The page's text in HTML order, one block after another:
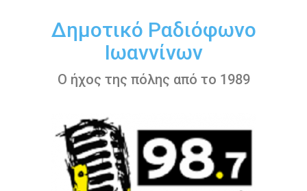
περιεχόμενοΔημοτικό Ραδιόφωνο
Ιωαννίνων
Ο ήχος της πόλης από το 1989